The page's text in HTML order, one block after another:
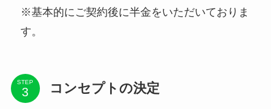
※基本的にご契約後に半金をいただいておりま
す。
STEP コンセプトの決定